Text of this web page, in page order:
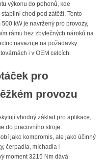
výkonu do pohonů, kde
chod pod zátěží. Tento
500 kW je navržený pro provozy,
rámu bez zbytečných nároků na
navazuje na požadavky
i v OEM celcích.
pro
provozu
vhodný základ pro aplikace,
do pracovního stroje.
jako kompromis, ale jako účinný
čerpadla, míchadla i
moment 3215 Nm dává